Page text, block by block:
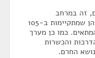
זה במרחב
הווירטואלי. כל הפניות שדיברתי עליהן שמתקיימות ב-105
כמו כן מערך
והכשרות
החרם.